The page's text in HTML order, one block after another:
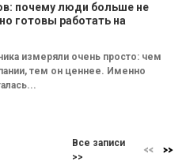
почему люди больше не
готовы работать на
измеряли очень просто: чем
тем он ценнее. Именно
Все записи
>>